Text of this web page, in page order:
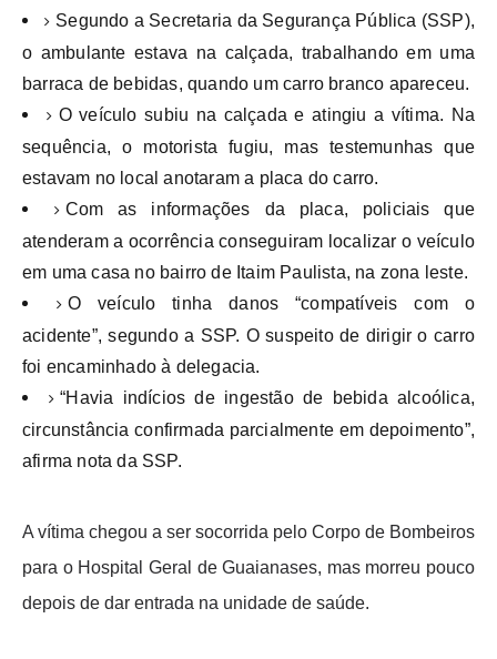
Segundo a Secretaria da Segurança Pública (SSP),
o ambulante estava na calçada, trabalhando em uma
barraca de bebidas, quando um carro branco apareceu.
O veículo subiu na calçada e atingiu a vítima. Na
sequência, o motorista fugiu, mas testemunhas que
estavam no local anotaram a placa do carro.
Com as informações da placa, policiais que
atenderam a ocorrência conseguiram localizar o veículo
em uma casa no bairro de Itaim Paulista, na zona leste.
O veículo tinha danos “compatíveis com o
acidente”, segundo a SSP. O suspeito de dirigir o carro
foi encaminhado à delegacia.
“Havia indícios de ingestão de bebida alcoólica,
circunstância confirmada parcialmente em depoimento”,
afirma nota da SSP.
A vítima chegou a ser socorrida pelo Corpo de Bombeiros
para o Hospital Geral de Guaianases, mas morreu pouco
depois de dar entrada na unidade de saúde.